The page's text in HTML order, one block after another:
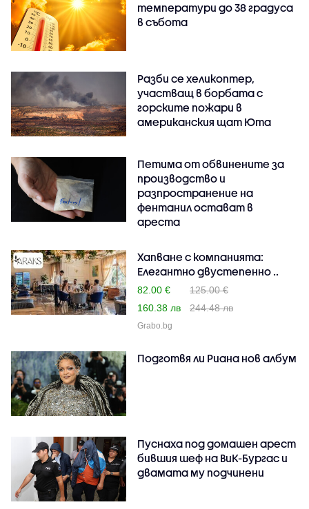
температури до 38 градуса
в събота
Разби се хеликоптер,
участващ в борбата с
горските пожари в
американския щат Юта
Петима от обвинените за
производство и
разпространение на
фентанил остават в
ареста
Хапване с компанията:
Елегантно двустепенно ..
82.00 €
125.00 €
160.38 лв
244.48 лв
Grabo.bg
Подготвя ли Риана нов албум
Пуснаха под домашен арест
бившия шеф на ВиК-Бургас и
двамата му подчинени